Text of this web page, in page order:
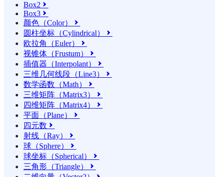
Box2 
Box3 
颜色（Color） 
圆柱坐标（Cylindrical） 
欧拉角（Euler） 
视锥体（Frustum） 
插值器（Interpolant） 
三维几何线段（Line3） 
数学函数（Math） 
三维矩阵（Matrix3） 
四维矩阵（Matrix4） 
平面（Plane） 
四元数 
射线（Ray） 
球（Sphere） 
球坐标（Spherical） 
三角形（Triangle） 